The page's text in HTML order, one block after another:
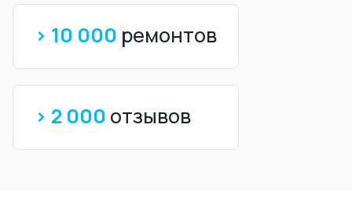
> 10 000 ремонтов
> 2 000 отзывов